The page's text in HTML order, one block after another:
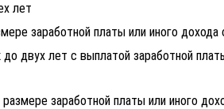
лет
заработной платы или иного дохода
двух лет с выплатой заработной
заработной платы или иного